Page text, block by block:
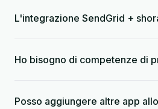
L'integrazione SendGrid +
Ho bisogno di competenze di
Posso aggiungere altre app